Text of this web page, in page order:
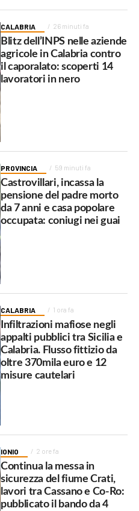
CALABRIA 26 minuti fa
Blitz dell’INPS nelle aziende
agricole in Calabria contro
il caporalato: scoperti 14
lavoratori in nero
PROVINCIA 59 minuti fa
Castrovillari, incassa la
pensione del padre morto
da 7 anni e casa popolare
occupata: coniugi nei guai
CALABRIA 1 ora fa
Infiltrazioni mafiose negli
appalti pubblici tra Sicilia e
Calabria. Flusso fittizio da
oltre 370mila euro e 12
misure cautelari
IONIO 2 ore fa
Continua la messa in
sicurezza del fiume Crati,
lavori tra Cassano e Co-Ro:
pubblicato il bando da 4